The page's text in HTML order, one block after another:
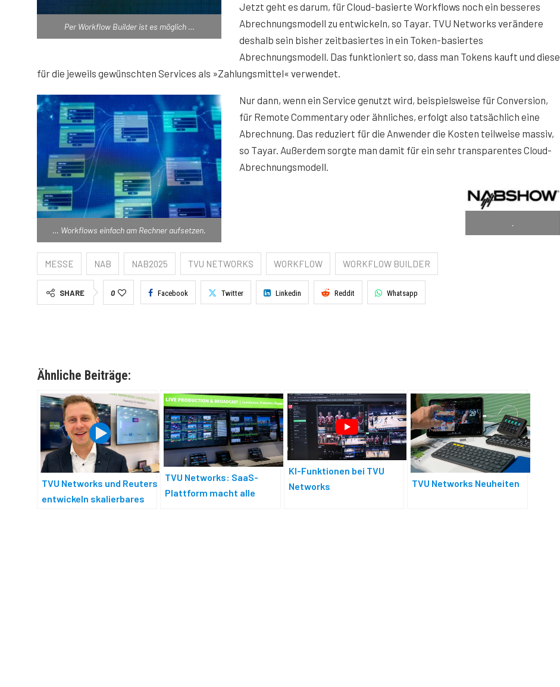
Per Workflow Builder ist es möglich …
Jetzt geht es darum, für Cloud-basierte Workflows noch ein besseres
Abrechnungsmodell zu entwickeln, so Tayar. TVU Networks verändere
deshalb sein bisher zeitbasiertes in ein Token-basiertes
Abrechnungsmodell. Das funktioniert so, dass man Tokens kauft und diese
für die jeweils gewünschten Services als »Zahlungsmittel« verwendet.
… Workflows einfach am Rechner aufsetzen.
Nur dann, wenn ein Service genutzt wird, beispielsweise für Conversion,
für Remote Commentary oder ähnliches, erfolgt also tatsächlich eine
Abrechnung. Das reduziert für die Anwender die Kosten teilweise massiv,
so Tayar. Außerdem sorgte man damit für ein sehr transparentes Cloud-
Abrechnungsmodell.
.
MESSE NAB NAB2025 TVU NETWORKS WORKFLOW WORKFLOW BUILDER
SHARE 0 Facebook Twitter Linkedin Reddit Whatsapp
Ähnliche Beiträge:
TVU Networks und Reuters
entwickeln skalierbares
TVU Networks: SaaS-
Plattform macht alle
KI-Funktionen bei TVU
Networks
TVU Networks Neuheiten